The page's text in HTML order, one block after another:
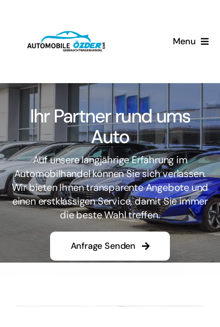
Menu
Unser Service
Über Uns
Kontakt
Ihr Partner rund ums
Auto
Auf unsere langjährige Erfahrung im
Automobilhandel können Sie sich verlassen.
Wir bieten Ihnen transparente Angebote und
einen erstklassigen Service, damit Sie immer
die beste Wahl treffen.
Anfrage Senden